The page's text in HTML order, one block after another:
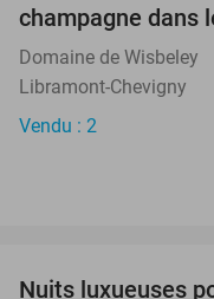
champagne dans
Domaine de Wisbeley
Libramont-Chevigny
Vendu : 2
Nuits luxueuses